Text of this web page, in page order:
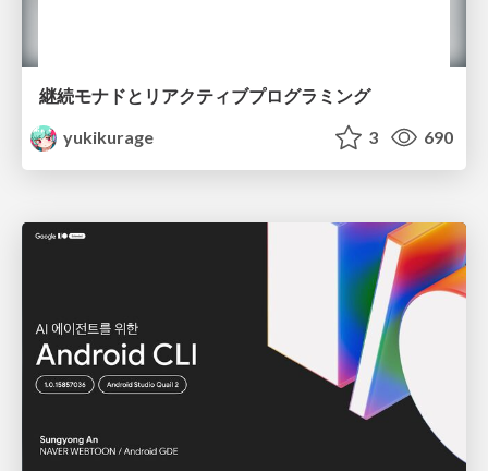
継続モナドとリアクティブプログラミング
yukikurage
3 690